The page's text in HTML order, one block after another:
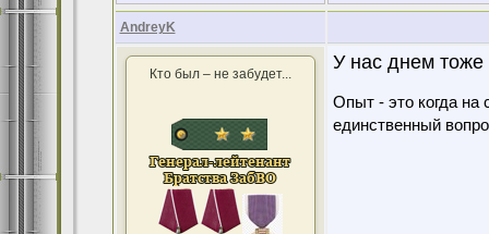
AndreyK
Кто был – не забудет...
У нас днем тоже
Опыт - это когда на
единственный